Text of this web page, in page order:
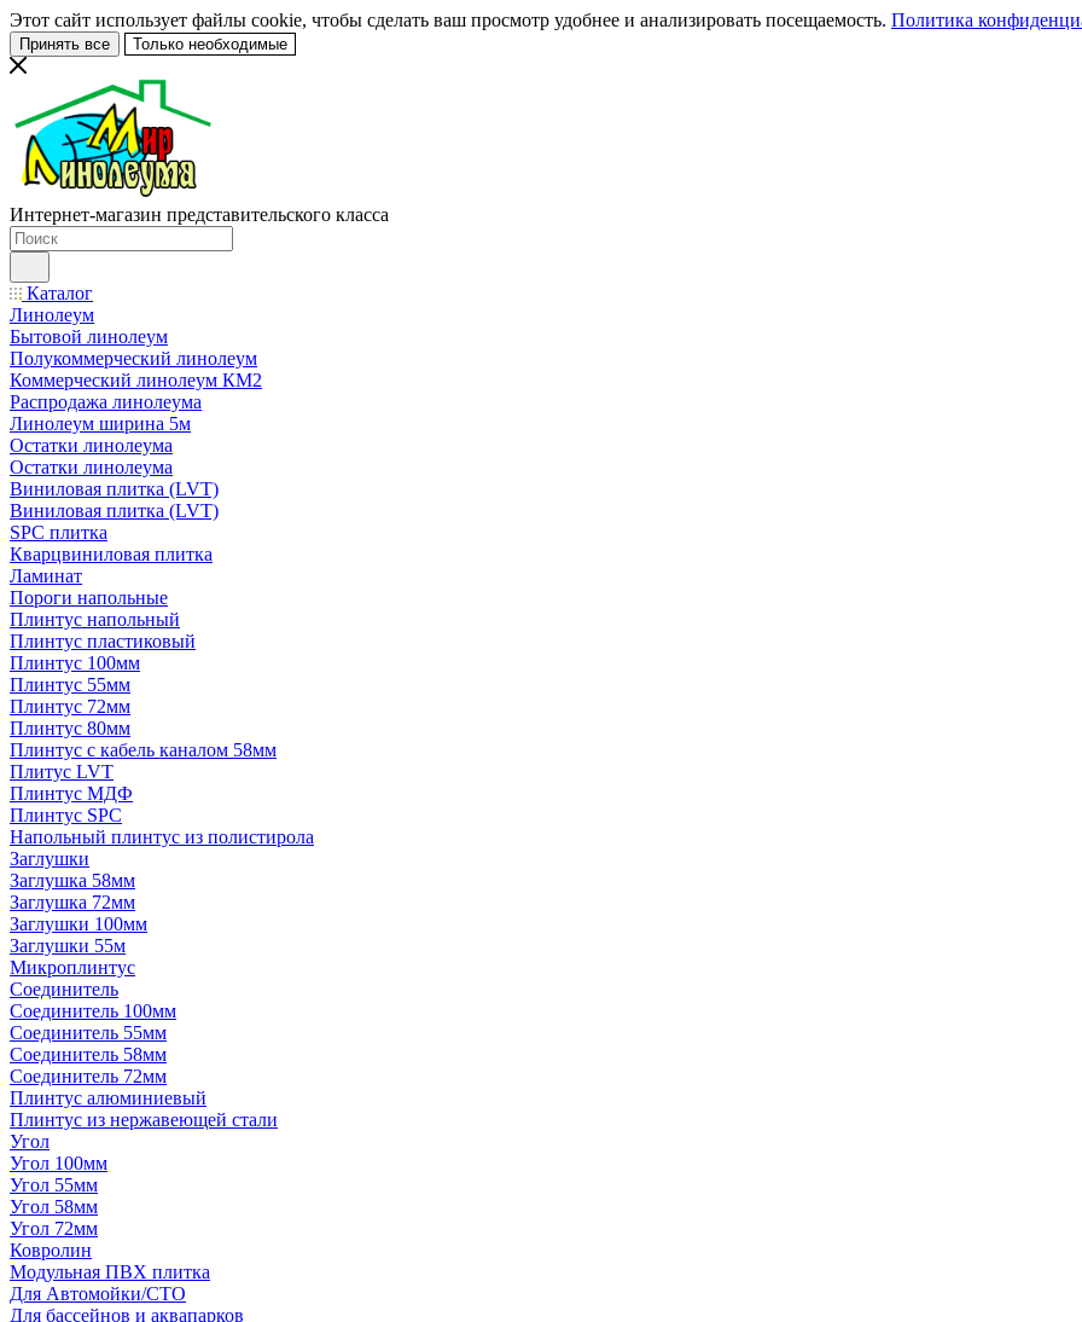
Этот сайт использует файлы cookie, чтобы сделать ваш просмотр удобнее и анализировать посещаемость. Политика
Принять все Только необходимые
Интернет-магазин представительского класса
Каталог
Линолеум
Бытовой линолеум
Полукоммерческий линолеум
Коммерческий линолеум КМ2
Распродажа линолеума
Линолеум ширина 5м
Остатки линолеума
Остатки линолеума
Виниловая плитка (LVT)
Виниловая плитка (LVT)
SPC плитка
Кварцвиниловая плитка
Ламинат
Пороги напольные
Плинтус напольный
Плинтус пластиковый
Плинтус 100мм
Плинтус 55мм
Плинтус 72мм
Плинтус 80мм
Плинтус с кабель каналом 58мм
Плитус LVT
Плинтус МДФ
Плинтус SPC
Напольный плинтус из полистирола
Заглушки
Заглушка 58мм
Заглушка 72мм
Заглушки 100мм
Заглушки 55м
Микроплинтус
Соединитель
Соединитель 100мм
Соединитель 55мм
Соединитель 58мм
Соединитель 72мм
Плинтус алюминиевый
Плинтус из нержавеющей стали
Угол
Угол 100мм
Угол 55мм
Угол 58мм
Угол 72мм
Ковролин
Модульная ПВХ плитка
Для Автомойки/СТО
Для бассейнов и аквапарков